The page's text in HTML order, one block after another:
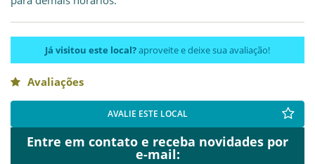
Já visitou este local?aproveite e deixe sua avaliação!
Avaliações
AVALIE ESTE LOCAL
Entre em contato e receba novidades por
e-mail: